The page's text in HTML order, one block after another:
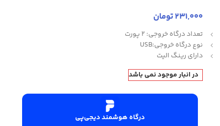
231,000تومان
تعداد درگاه خروجی: 2 پورت
نوع درگاه خروجی:USB
دارای رینگ الیت
در انبار موجود نمی باشد
درگاه هوشمند دیجی‌پی